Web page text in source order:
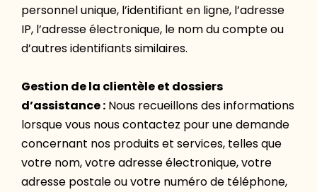
personnel unique, l’identifiant en ligne, l’adresse
IP, l’adresse électronique, le nom du compte ou
d’autres identifiants similaires.
Gestion de la clientèle et dossiers
d’assistance : Nous recueillons des informations
lorsque vous nous contactez pour une demande
concernant nos produits et services, telles que
votre nom, votre adresse électronique, votre
adresse postale ou votre numéro de téléphone,